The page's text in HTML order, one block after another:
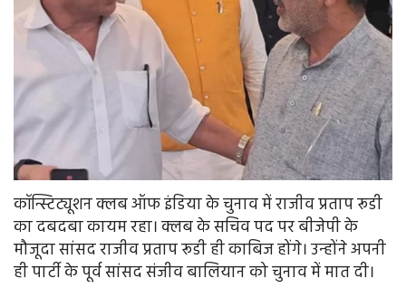
कॉन्स्टिट्यूशन क्लब ऑफ इंडिया के चुनाव में राजीव प्रताप रूडी
का दबदबा कायम रहा। क्लब के सचिव पद पर बीजेपी के
मौजूदा सांसद राजीव प्रताप रूडी ही काबिज होंगे। उन्होंने अपनी
ही पार्टी के पूर्व सांसद संजीव बालियान को चुनाव में मात दी।